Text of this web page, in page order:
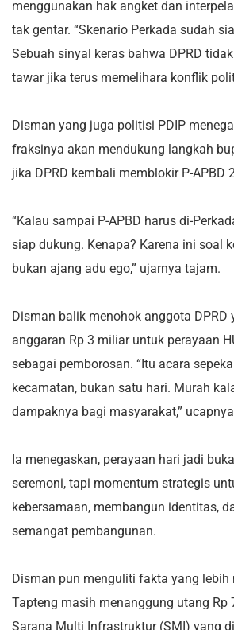
menggunakan hak angket dan
tak gentar. “Skenario Perkada sudah
Sebuah sinyal keras bahwa DPRD
tawar jika terus memelihara konflik
Disman yang juga politisi PDIP
fraksinya akan mendukung langkah
jika DPRD kembali memblokir P-APBD
“Kalau sampai P-APBD harus di-
siap dukung. Kenapa? Karena ini soal
bukan ajang adu ego,” ujarnya tajam.
Disman balik menohok anggota DPRD
anggaran Rp 3 miliar untuk perayaan
sebagai pemborosan. “Itu acara
kecamatan, bukan satu hari. Murah
dampaknya bagi masyarakat,”
Ia menegaskan, perayaan hari jadi
seremoni, tapi momentum strategis
kebersamaan, membangun identitas,
semangat pembangunan.
Disman pun menguliti fakta yang lebih
Tapteng masih menanggung utang Rp
Sarana Multi Infrastruktur (SMI) yang